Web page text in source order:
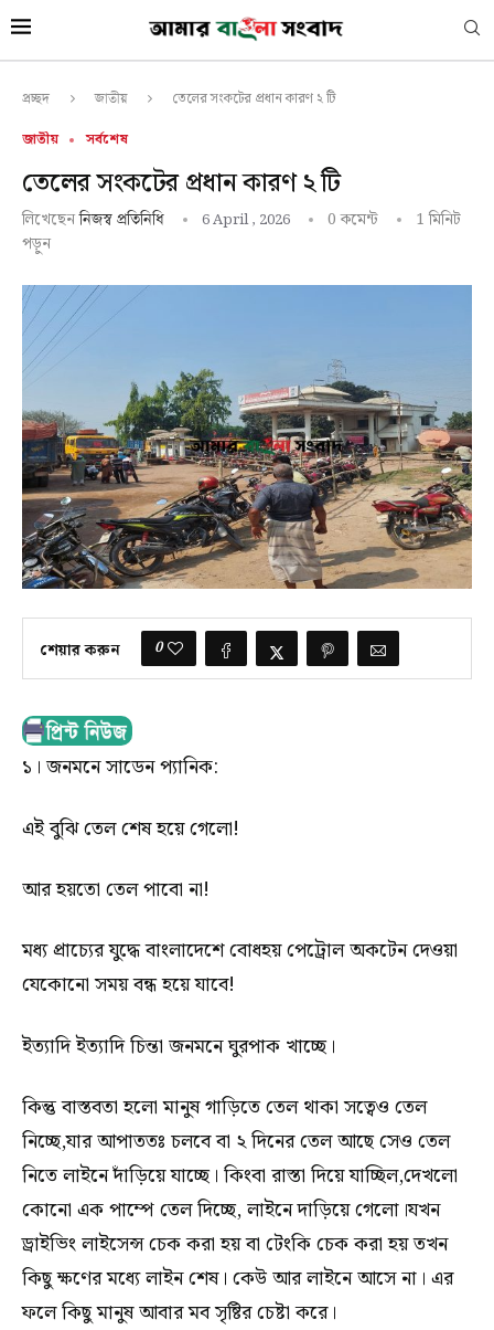
প্রচ্ছদ জাতীয় তেলের সংকটের প্রধান কারণ ২ টি
জাতীয় সর্বশেষ
তেলের সংকটের প্রধান কারণ ২ টি
লিখেছেননিজস্ব প্রতিনিধি 6 April , 2026 0 কমেন্ট
1 মিনিট
পড়ুন
শেয়ার করুন 0
১। জনমনে সাডেন প্যানিক:
এই বুঝি তেল শেষ হয়ে গেলো!
আর হয়তো তেল পাবো না!
মধ্য প্রাচ্যের যুদ্ধে বাংলাদেশে বোধহয় পেট্রোল অকটেন দেওয়া
যেকোনো সময় বন্ধ হয়ে যাবে!
ইত্যাদি ইত্যাদি চিন্তা জনমনে ঘুরপাক খাচ্ছে।
কিন্তু বাস্তবতা হলো মানুষ গাড়িতে তেল থাকা সত্বেও তেল
নিচ্ছে,যার আপাততঃ চলবে বা ২ দিনের তেল আছে সেও তেল
নিতে লাইনে দাঁড়িয়ে যাচ্ছে। কিংবা রাস্তা দিয়ে যাচ্ছিল,দেখলো
কোনো এক পাম্পে তেল দিচ্ছে, লাইনে দাড়িয়ে গেলো।যখন
ড্রাইভিং লাইসেন্স চেক করা হয় বা টেংকি চেক করা হয় তখন
কিছু ক্ষণের মধ্যে লাইন শেষ। কেউ আর লাইনে আসে না। এর
ফলে কিছু মানুষ আবার মব সৃষ্টির চেষ্টা করে।